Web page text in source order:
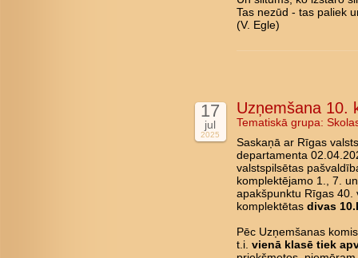
Tas nezūd - tas paliek
(V. Egle)
17
jul
2025
Uzņemšana 10.
Tematiskā grupa:
Saskaņā ar Rīgas
departamenta
valstspilsētas
komplektējamo 1., 7.
apakšpunktu Rīgas 40.
komplektētas divas
Pēc Uzņemšanas
t.i. vienā klasē tiek